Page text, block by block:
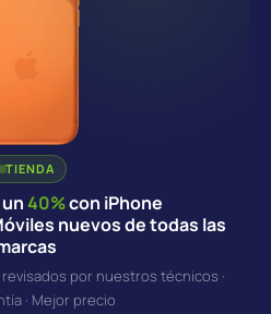
TIENDA
40%con iPhone
nuevos de todas las
por nuestros técnicos ·
· Mejor precio